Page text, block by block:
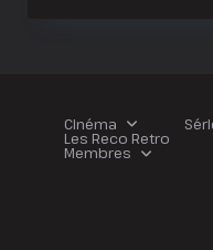
Cinéma
Les Reco Retro
Membres